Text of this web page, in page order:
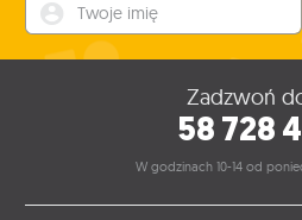
Zadzwoń
58 728
W godzinach 10-14 od